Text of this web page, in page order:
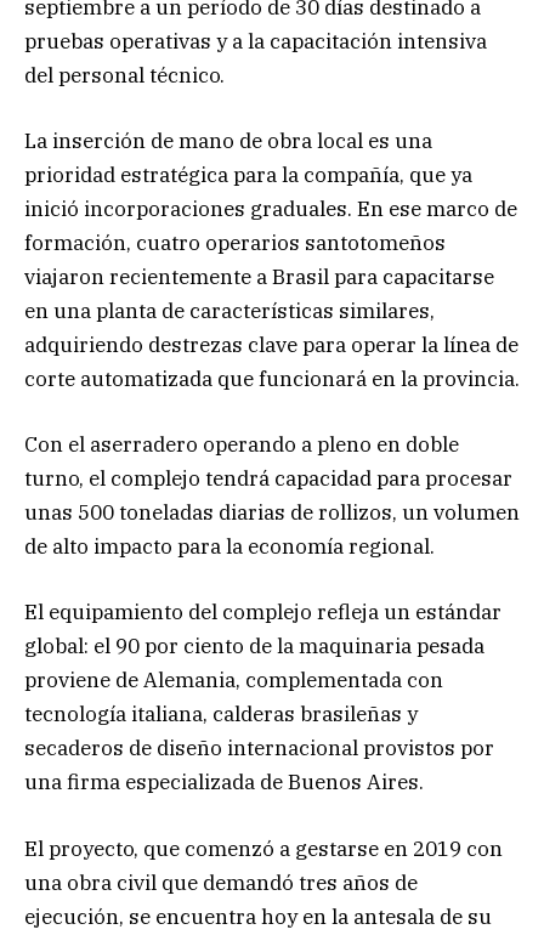
septiembre a un período de 30 días destinado a
pruebas operativas y a la capacitación intensiva
del personal técnico.
La inserción de mano de obra local es una
prioridad estratégica para la compañía, que ya
inició incorporaciones graduales. En ese marco de
formación, cuatro operarios santotomeños
viajaron recientemente a Brasil para capacitarse
en una planta de características similares,
adquiriendo destrezas clave para operar la línea de
corte automatizada que funcionará en la provincia.
Con el aserradero operando a pleno en doble
turno, el complejo tendrá capacidad para procesar
unas 500 toneladas diarias de rollizos, un volumen
de alto impacto para la economía regional.
El equipamiento del complejo refleja un estándar
global: el 90 por ciento de la maquinaria pesada
proviene de Alemania, complementada con
tecnología italiana, calderas brasileñas y
secaderos de diseño internacional provistos por
una firma especializada de Buenos Aires.
El proyecto, que comenzó a gestarse en 2019 con
una obra civil que demandó tres años de
ejecución, se encuentra hoy en la antesala de su